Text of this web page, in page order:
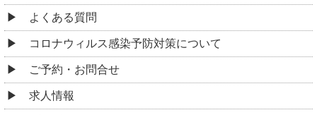
よくある質問
コロナウィルス感染予防対策について
ご予約・お問合せ
求人情報